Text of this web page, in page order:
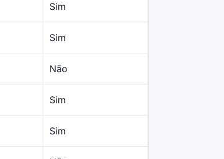
Sim
Sim
Não
Sim
Sim